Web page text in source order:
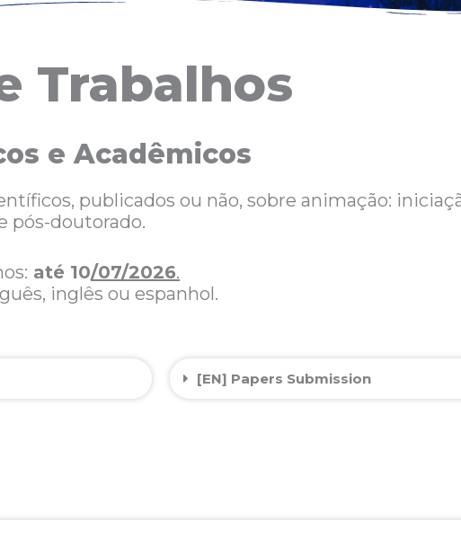
Trabalhos
e Acadêmicos
publicados ou não, sobre animação:
pós-doutorado.
até 10/07/2026.
inglês ou espanhol.
[EN] Papers Submission